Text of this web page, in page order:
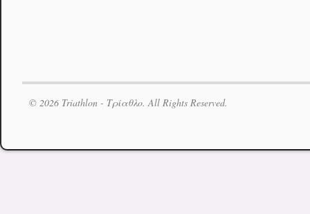
© 2026 Triathlon - Τρίαθλο. All Rights Reserved.